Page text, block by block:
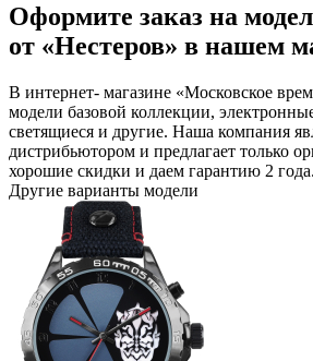
Оформите заказ на
от «Нестеров» в нашем
В интернет- магазине «Московское
модели базовой коллекции,
светящиеся и другие. Наша компания
дистрибьютором и предлагает только
хорошие скидки и даем гарантию 2 года.
Другие варианты модели